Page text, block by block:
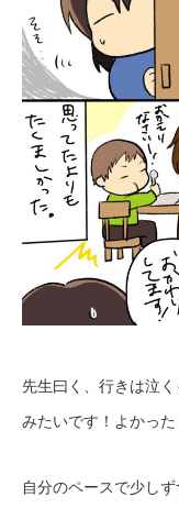
先生曰く、行きは泣
みたいです！よかった
自分のペースで少し